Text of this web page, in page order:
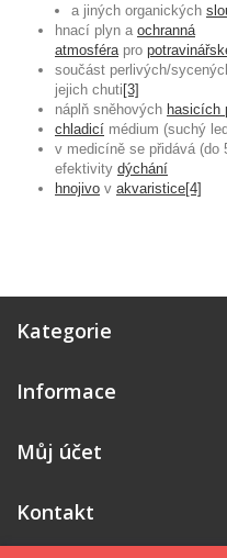
a jiných organických
hnací plyn a ochranná
atmosférapro
součást perlivých/
jejich chuti [3]
náplň sněhových hasicích
chladicí médium (suchý
v medicíně se přidává (do
efektivity dýchání
hnojivo v akvaristice[4]
Kategorie
Informace
Můj účet
Kontakt